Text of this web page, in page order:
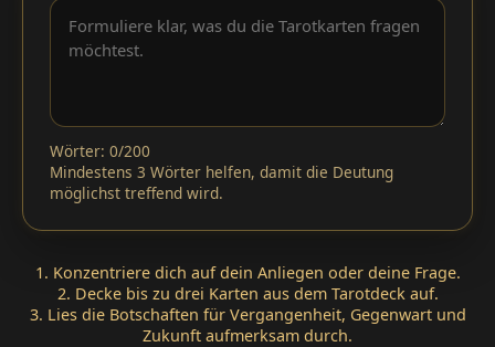
Wörter: 0/200
Mindestens 3 Wörter helfen, damit die Deutung
möglichst treffend wird.
1. Konzentriere dich auf dein Anliegen oder deine Frage.
2. Decke bis zu drei Karten aus dem Tarotdeck auf.
3. Lies die Botschaften für Vergangenheit, Gegenwart und
Zukunft aufmerksam durch.